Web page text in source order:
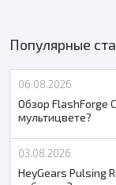
Популярные
06.08.2026
Обзор FlashForge
мультицвете?
03.08.2026
HeyGears Pulsing